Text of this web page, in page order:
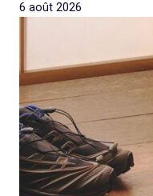
6 août 2026